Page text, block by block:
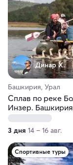
Динар Х.
Башкирия, Урал
Сплав по реке
Инзер.
3 дня 14 – 16 авг.
Спортивные туры